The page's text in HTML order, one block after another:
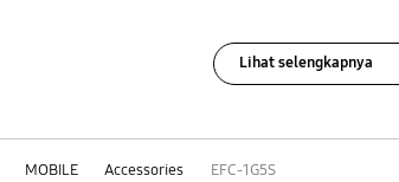
Lihat selengkapnya
MOBILE Accessories EFC-1G5S